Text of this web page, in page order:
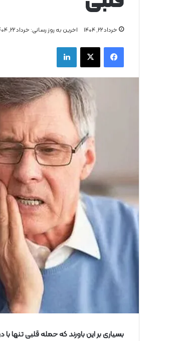
خرداد ۲۲, ۱۴۰۴ اخرین به روز رسانی: خرداد ۲۲, ۱۴۰۴
فیس بوک
بسیاری بر این باورند که حمله قلبی